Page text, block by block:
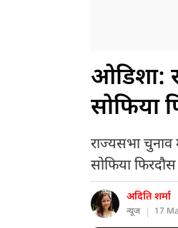
ओडिशा:
सोफिया
राज्यसभा चुनाव
सोफिया
अदिति शर्मा
न्यूज 17